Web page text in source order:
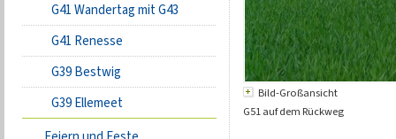
G41 Wandertag mit G43
G41 Renesse
G39 Bestwig
G39 Ellemeet
Bild-Großansicht
G51 auf dem Rückweg